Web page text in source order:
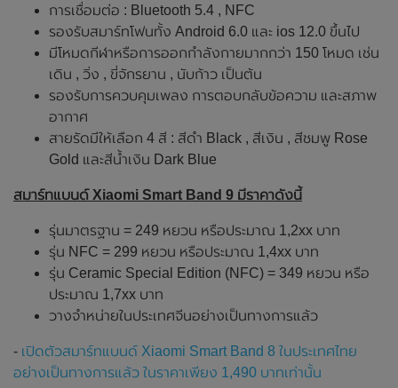
การเชื่อมต่อ : Bluetooth 5.4 , NFC
รองรับสมาร์ทโฟนทั้ง Android 6.0 และ ios 12.0 ขึ้นไป
มีโหมดกีฬาหรือการออกกำลังกายมากกว่า 150 โหมด เช่น
เดิน , วิ่ง , ขี่จักรยาน , นับก้าว เป็นต้น
รองรับการควบคุมเพลง การตอบกลับข้อความ และสภาพ
อากาศ
สายรัดมีให้เลือก 4 สี : สีดำ Black , สีเงิน , สีชมพู Rose
Gold และสีน้ำเงิน Dark Blue
สมาร์ทแบนด์ Xiaomi Smart Band 9 มีราคาดังนี้
รุ่นมาตรฐาน = 249 หยวน หรือประมาณ 1,2xx บาท
รุ่น NFC = 299 หยวน หรือประมาณ 1,4xx บาท
รุ่น Ceramic Special Edition (NFC) = 349 หยวน หรือ
ประมาณ 1,7xx บาท
วางจำหน่ายในประเทศจีนอย่างเป็นทางการแล้ว
- เปิดตัวสมาร์ทแบนด์ Xiaomi Smart Band 8 ในประเทศไทย
อย่างเป็นทางการแล้ว ในราคาเพียง 1,490 บาทเท่านั้น